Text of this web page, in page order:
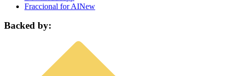
Fraccional for AINew
Backed by: